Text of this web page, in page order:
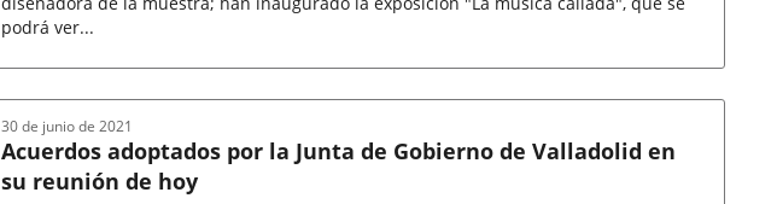
podrá ver...
Acuerdos adoptados por la Junta de Gobierno de Valladolid en
su reunión de hoy
30 de junio de 2021